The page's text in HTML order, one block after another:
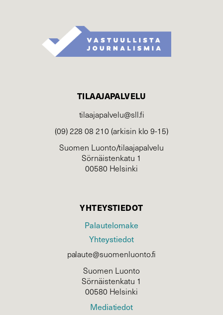
TILAAJAPALVELU
tilaajapalvelu@sll.fi
(09) 228 08 210 (arkisin klo 9-15)
Suomen Luonto/tilaajapalvelu
Sörnäistenkatu 1
00580 Helsinki
YHTEYSTIEDOT
Palautelomake
Yhteystiedot
palaute@suomenluonto.fi
Suomen Luonto
Sörnäistenkatu 1
00580 Helsinki
Mediatiedot